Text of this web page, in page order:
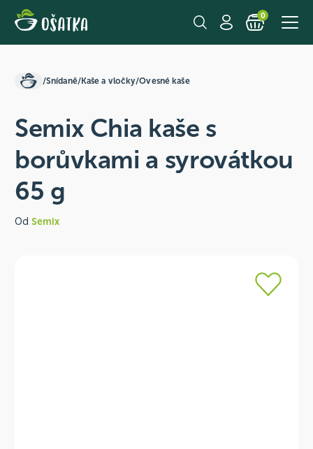
0
/Snídaně/Kaše a vločky/Ovesné kaše
Semix Chia kaše s
borůvkami a syrovátkou
65 g
Od Semix